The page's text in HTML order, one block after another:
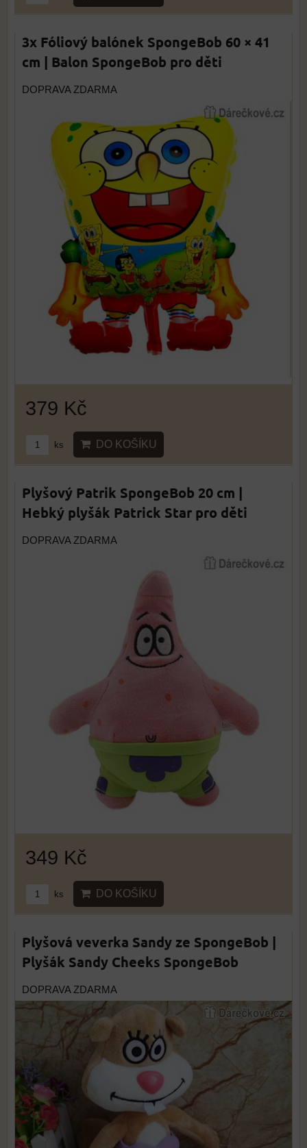
3x Fóliový balónek SpongeBob 60 × 41
cm | Balon SpongeBob pro děti
DOPRAVA ZDARMA
379 Kč
ks DO KOŠÍKU
Plyšový Patrik SpongeBob 20 cm |
Hebký plyšák Patrick Star pro děti
DOPRAVA ZDARMA
349 Kč
ks DO KOŠÍKU
Plyšová veverka Sandy ze SpongeBob |
Plyšák Sandy Cheeks SpongeBob
DOPRAVA ZDARMA